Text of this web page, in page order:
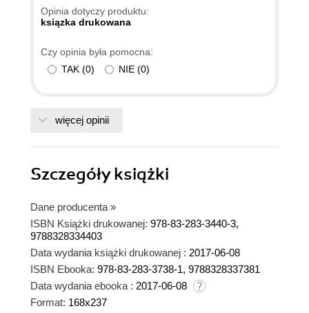
Opinia dotyczy produktu:
ksiązka drukowana
Czy opinia była pomocna:
TAK (0) NIE (0)
więcej opinii
Szczegółyksiążki
Dane producenta »
ISBN Książki drukowanej: 978-83-283-3440-3,
9788328334403
Data wydania książki drukowanej : 2017-06-08
ISBN Ebooka: 978-83-283-3738-1, 9788328337381
Data wydania ebooka : 2017-06-08
Format: 168x237